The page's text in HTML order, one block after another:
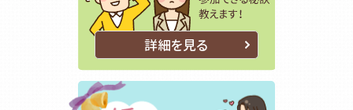
詳細を見る